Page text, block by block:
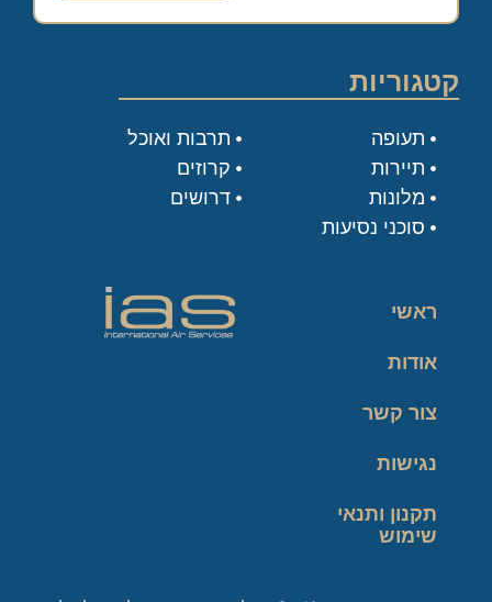
קטגוריות
תעופה
תיירות
מלונות
סוכני נסיעות
תרבות ואוכל
קרוזים
דרושים
ראשי
אודות
צור קשר
נגישות
תקנון ותנאי
שימוש